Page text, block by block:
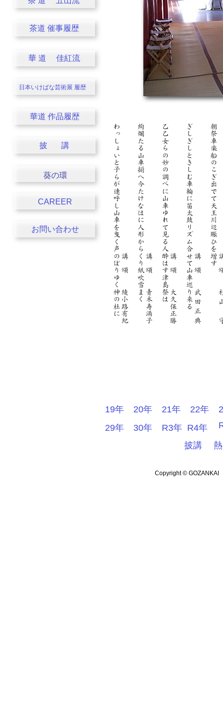
Copyright ©
披講
19年 20年 21年 22年
29年
30年 R3年 R4年
葵の環
披 講
茶道 催事履歴
華 道 佳紅流
日本いけばな芸術展 履歴
華道 作品履歴
お問い合わせ
CAREER